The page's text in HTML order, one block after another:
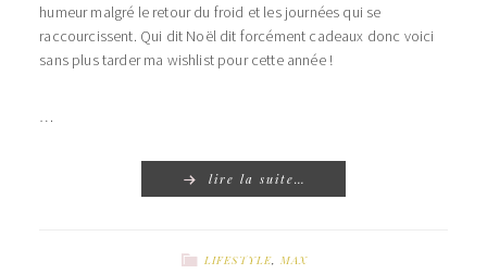
humeur malgré le retour du froid et les journées qui se
raccourcissent. Qui dit Noël dit forcément cadeaux donc voici
sans plus tarder ma wishlist pour cette année !
…
lire la suite…
LIFESTYLE, MAX